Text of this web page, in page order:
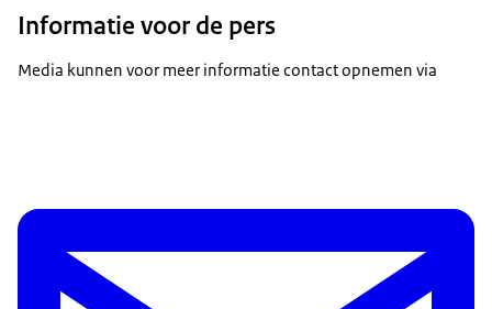
Informatie voor de pers
Media kunnen voor meer informatie contact opnemen via